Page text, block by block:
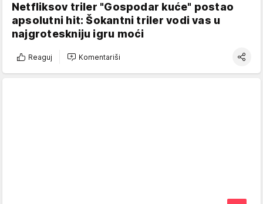
Netfliksov triler "Gospodar kuće" postao
apsolutni hit: Šokantni triler vodi vas u
najgroteskniju igru moći
Reaguj Komentariši